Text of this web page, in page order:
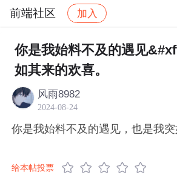
前端社区 加入
社区 前端社区 感慨 帖子
你是我始料不及的遇见
如其来的欢喜。
风雨8982
2024-08-24
你是我始料不及的遇见，也是我突
给本帖投票